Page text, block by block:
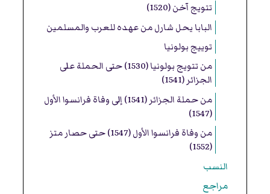
تتويج آخن (1520)
البابا يحل شارل من عهده للعرب والمسلمين
توييج بولونيا
من تتويج بولونيا (1530) حتى الحملة على
الجزائر (1541)
من حملة الجزائر (1541) إلى وفاة فرانسوا الأول
(1547)
من وفاة فرانسوا الأول (1547) حتى حصار متز
(1552)
النسب
مراجع